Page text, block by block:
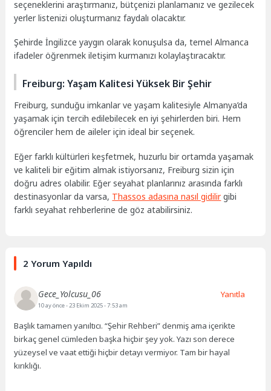
seçeneklerini araştırmanız, bütçenizi planlamanız ve gezilecek
yerler listenizi oluşturmanız faydalı olacaktır.
Şehirde İngilizce yaygın olarak konuşulsa da, temel Almanca
ifadeler öğrenmek iletişim kurmanızı kolaylaştıracaktır.
Freiburg: Yaşam Kalitesi Yüksek Bir Şehir
Freiburg, sunduğu imkanlar ve yaşam kalitesiyle Almanya’da
yaşamak için tercih edilebilecek en iyi şehirlerden biri. Hem
öğrenciler hem de aileler için ideal bir seçenek.
Eğer farklı kültürleri keşfetmek, huzurlu bir ortamda yaşamak
ve kaliteli bir eğitim almak istiyorsanız, Freiburg sizin için
doğru adres olabilir. Eğer seyahat planlarınız arasında farklı
destinasyonlar da varsa, Thassos adasına nasıl gidilirgibi
farklı seyahat rehberlerine de göz atabilirsiniz.
2 Yorum Yapıldı
Gece_Yolcusu_06
10 ay önce- 23 Ekim 2025 - 7:53 am
Başlık tamamen yanıltıcı. “Şehir Rehberi” denmiş ama içerikte
birkaç genel cümleden başka hiçbir şey yok. Yazı son derece
yüzeysel ve vaat ettiği hiçbir detayı vermiyor. Tam bir hayal
kırıklığı.
Yanıtla